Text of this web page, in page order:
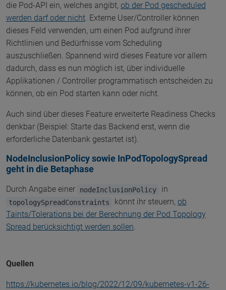
die Pod-API ein, welches angibt, ob der Pod gescheduled
werden darf oder nicht. Externe User/Controller können
dieses Feld verwenden, um einen Pod aufgrund ihrer
Richtlinien und Bedürfnisse vom Scheduling
auszuschließen. Spannend wird dieses Feature vor allem
dadurch, dass es nun möglich ist, über individuelle
Applikationen / Controller programmatisch entscheiden zu
können, ob ein Pod starten kann oder nicht.
Auch sind über dieses Feature erweiterte Readiness Checks
denkbar (Beispiel: Starte das Backend erst, wenn die
erforderliche Datenbank gestartet ist).
NodeInclusionPolicy sowie InPodTopologySpread
geht in die Betaphase
Durch Angabe einer nodeInclusionPolicy in
topologySpreadConstraints könnt ihr steuern, ob
Taints/Tolerations bei der Berechnung der Pod Topology
Spread berücksichtigt werden sollen.
Quellen
https://kubernetes.io/blog/2022/12/09/kubernetes-v1-26-